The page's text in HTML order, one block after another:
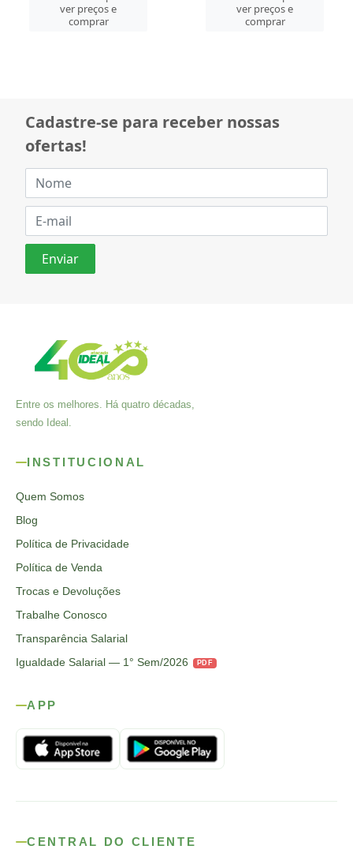
ver preços e
comprar
ver preços e
comprar
Cadastre-se para receber nossas
ofertas!
Entre os melhores. Há quatro décadas,
sendo Ideal.
INSTITUCIONAL
Quem Somos
Blog
Política de Privacidade
Política de Venda
Trocas e Devoluções
Trabalhe Conosco
Transparência Salarial
Igualdade Salarial — 1° Sem/2026
PDF
APP
CENTRAL DO CLIENTE